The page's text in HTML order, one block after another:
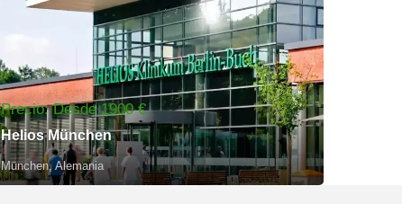
Precio: Desde 1900 €
Helios München
München, Alemania